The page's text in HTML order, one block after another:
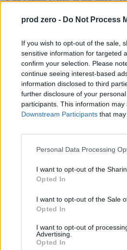
prod zero - Do Not Process
If you wish to opt-out of the sale,
sensitive information for targeted
confirm your selection. Please
continue seeing interest-based
information disclosed to third
further disclosure of your
participants. This information
Downstream Participants that
Personal Data Processing
I want to opt-out of the
Opted In
I want to opt-out of the Sale
Opted In
I want to opt-out of
Advertising.
Opted In
Biznes